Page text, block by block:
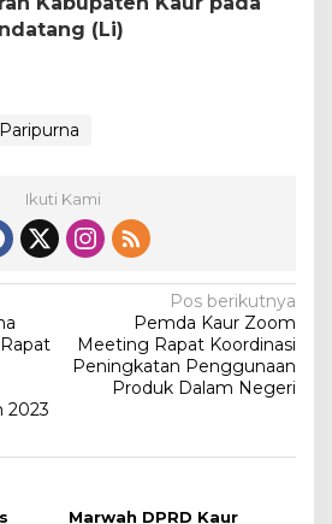
(Li)
Paripurna
Ikuti Kami
2023
Pos berikutnya
Pemda Kaur Zoom
Meeting Rapat Koordinasi
Peningkatan Penggunaan
Produk Dalam Negeri
Marwah DPRD Kaur